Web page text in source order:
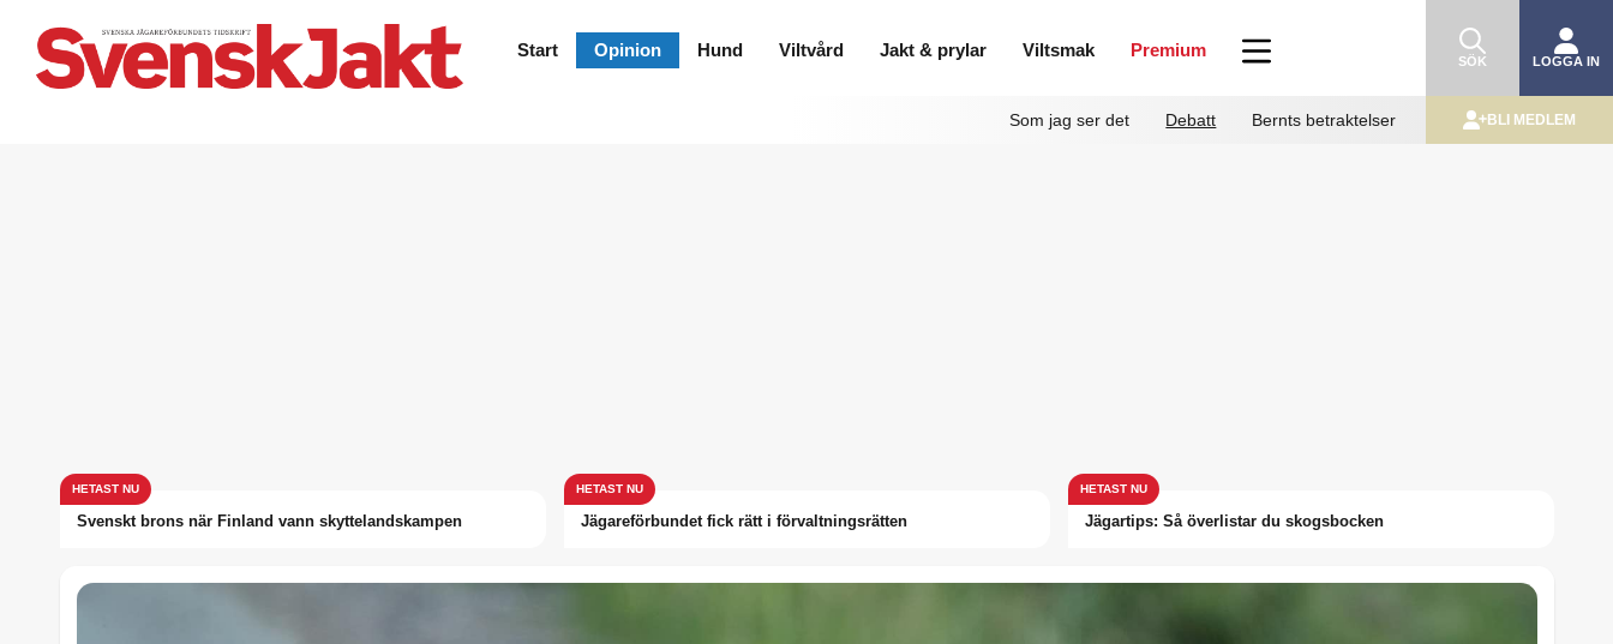
Start Opinion
Som jag ser det Debatt Bernts betraktelser
Hund Viltvård Jakt & prylar Viltsmak Premium
SÖK LOGGA IN
BLI MEDLEM
Svenskt brons när Finland vann skyttelandskampen Jägareförbundet fick rätt i förvaltningsrätten Jägartips: Så överlistar du skogsbocken